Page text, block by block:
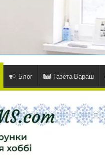
Блог Газета Вараш